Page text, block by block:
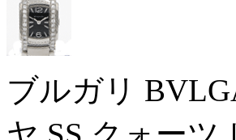
ブルガリ